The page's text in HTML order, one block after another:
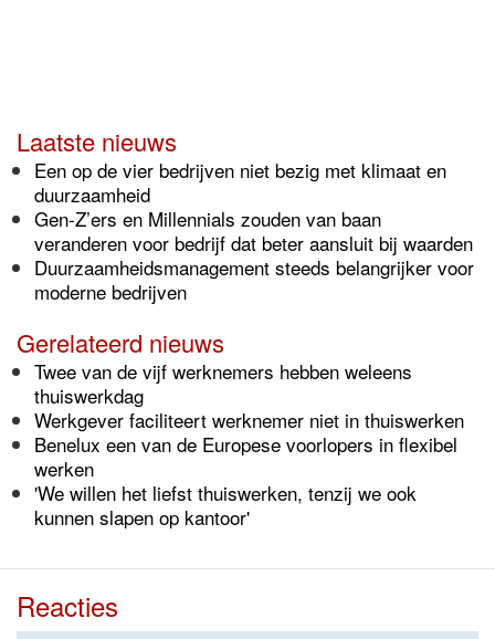
Laatste nieuws
Een op de vier bedrijven niet bezig met klimaat en
duurzaamheid
Gen-Z’ers en Millennials zouden van baan
veranderen voor bedrijf dat beter aansluit bij waarden
Duurzaamheidsmanagement steeds belangrijker voor
moderne bedrijven
Gerelateerd nieuws
Twee van de vijf werknemers hebben weleens
thuiswerkdag
Werkgever faciliteert werknemer niet in thuiswerken
Benelux een van de Europese voorlopers in flexibel
werken
'We willen het liefst thuiswerken, tenzij we ook
kunnen slapen op kantoor'
Reacties